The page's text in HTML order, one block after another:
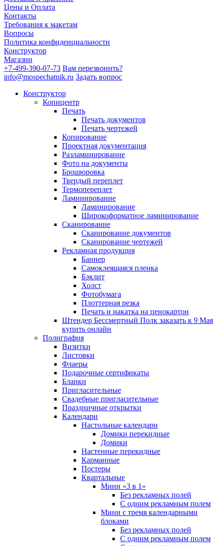
Цены и Оплата
Контакты
Требования к макетам
Вопросы
Политика конфиденциальности
Конструктор
Магазин
+7-499-390-07-73 Вам перезвонить?
info@mospechatnik.ru Задать вопрос
Конструктор
Копицентр
Печать
Печать документов
Печать чертежей
Копирование
Проектная документация
Разламинирование
Фото на документы
Брошюровка
Твердый переплет
Термопереплет
Ламинирование
Ламинирование
Широкоформатное ламинирование
Сканирование
Сканирование документов
Сканирование чертежей
Рекламная продукция
Баннер
Самоклеящаяся пленка
Бэклит
Холст
Фотобумага
Плоттерная резка
Печать и накатка на пенокартон
Штендер Бессмертный Полк заказать к 9 Мая
купить онлайн
Полиграфия
Визитки
Листовки
Флаеры
Подарочные сертификаты
Бланки
Пригласительные
Свадебные пригласительные
Праздничные открытки
Календари
Настольные календари
Домики перекидные
Домики
Настенные перекидные
Карманные
Постеры
Квартальные
Мини «3 в 1»
Без рекламных полей
С одним рекламным полем
Мини с тремя календарными
блоками
Без рекламных полей
С одним рекламным полем